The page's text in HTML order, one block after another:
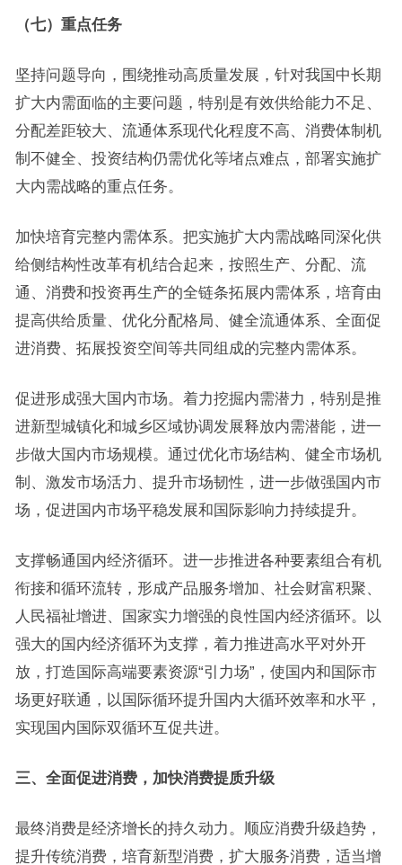
（七）重点任务
坚持问题导向，围绕推动高质量发展，针对我国中长期
扩大内需面临的主要问题，特别是有效供给能力不足、
分配差距较大、流通体系现代化程度不高、消费体制机
制不健全、投资结构仍需优化等堵点难点，部署实施扩
大内需战略的重点任务。
加快培育完整内需体系。把实施扩大内需战略同深化供
给侧结构性改革有机结合起来，按照生产、分配、流
通、消费和投资再生产的全链条拓展内需体系，培育由
提高供给质量、优化分配格局、健全流通体系、全面促
进消费、拓展投资空间等共同组成的完整内需体系。
促进形成强大国内市场。着力挖掘内需潜力，特别是推
进新型城镇化和城乡区域协调发展释放内需潜能，进一
步做大国内市场规模。通过优化市场结构、健全市场机
制、激发市场活力、提升市场韧性，进一步做强国内市
场，促进国内市场平稳发展和国际影响力持续提升。
支撑畅通国内经济循环。进一步推进各种要素组合有机
衔接和循环流转，形成产品服务增加、社会财富积聚、
人民福祉增进、国家实力增强的良性国内经济循环。以
强大的国内经济循环为支撑，着力推进高水平对外开
放，打造国际高端要素资源“引力场”，使国内和国际市
场更好联通，以国际循环提升国内大循环效率和水平，
实现国内国际双循环互促共进。
三、全面促进消费，加快消费提质升级
最终消费是经济增长的持久动力。顺应消费升级趋势，
提升传统消费，培育新型消费，扩大服务消费，适当增